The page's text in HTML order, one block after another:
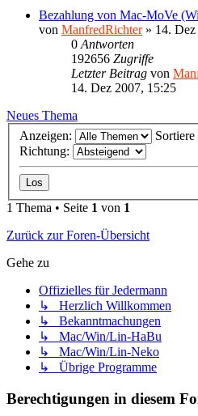
Bezahlung von Mac-MoVe
von ManfredRichter» 14.
0 Antworten
192656 Zugriffe
Letzter Beitrag von
14. Dez 2007, 15:25
Neues Thema
Anzeigen:
Sortiere
Richtung:
1 Thema • Seite 1 von 1
Zurück zur Foren-Übersicht
Gehe zu
Offizielles für Jedermann
↳ Herzlich Willkommen
↳ Bekanntmachungen
↳ Mac/Win/Lin-HaBu
↳ Mac/Win/Lin-Neko
↳ Übrige Programme
Berechtigungen in diesem